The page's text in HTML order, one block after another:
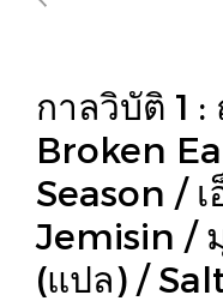
กาลวิบัติ 1
Broken
Season / เ
Jemisin /
(แปล) /